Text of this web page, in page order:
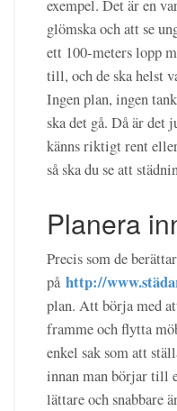
exempel. Det är en
glömska och att se
ett 100-meters lopp
till, och de ska helst
Ingen plan, ingen
ska det gå. Då är det
känns riktigt rent
så ska du se att
Planera
Precis som de
på http://
plan. Att börja med
framme och flytta
enkel sak som att
innan man börjar till
lättare och snabbare